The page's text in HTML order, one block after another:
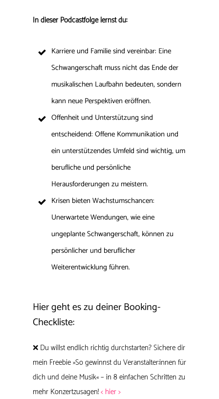
In dieser Podcastfolge lernst du:
Karriere und Familie sind vereinbar: Eine
Schwangerschaft muss nicht das Ende der
musikalischen Laufbahn bedeuten, sondern
kann neue Perspektiven eröffnen.
Offenheit und Unterstützung sind
entscheidend: Offene Kommunikation und
ein unterstützendes Umfeld sind wichtig, um
berufliche und persönliche
Herausforderungen zu meistern.
Krisen bieten Wachstumschancen:
Unerwartete Wendungen, wie eine
ungeplante Schwangerschaft, können zu
persönlicher und beruflicher
Weiterentwicklung führen.
Hier geht es zu deiner Booking-
Checkliste:
❌ Du willst endlich richtig durchstarten? Sichere dir
mein Freebie »So gewinnst du Veranstalter:innen für
dich und deine Musik« – in 8 einfachen Schritten zu
mehr Konzertzusagen!< hier >